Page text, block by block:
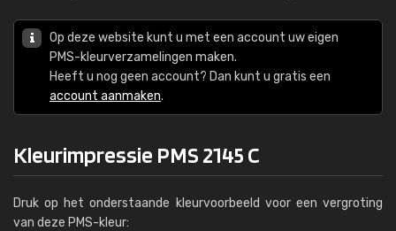
Op deze website kunt u met een account uw eigen
PMS-kleurverzamelingen maken.
Heeft u nog geen account? Dan kunt u gratis een
account aanmaken.
Kleurimpressie PMS 2145 C
Druk op het onderstaande kleurvoorbeeld voor een vergroting
van deze PMS-kleur: